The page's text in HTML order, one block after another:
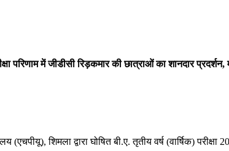
परिणाम में जीडीसी रिड़कमार की छात्राओं का शानदार
(एचपीयू), शिमला द्वारा घोषित बी.ए. तृतीय वर्ष (वार्षिक)